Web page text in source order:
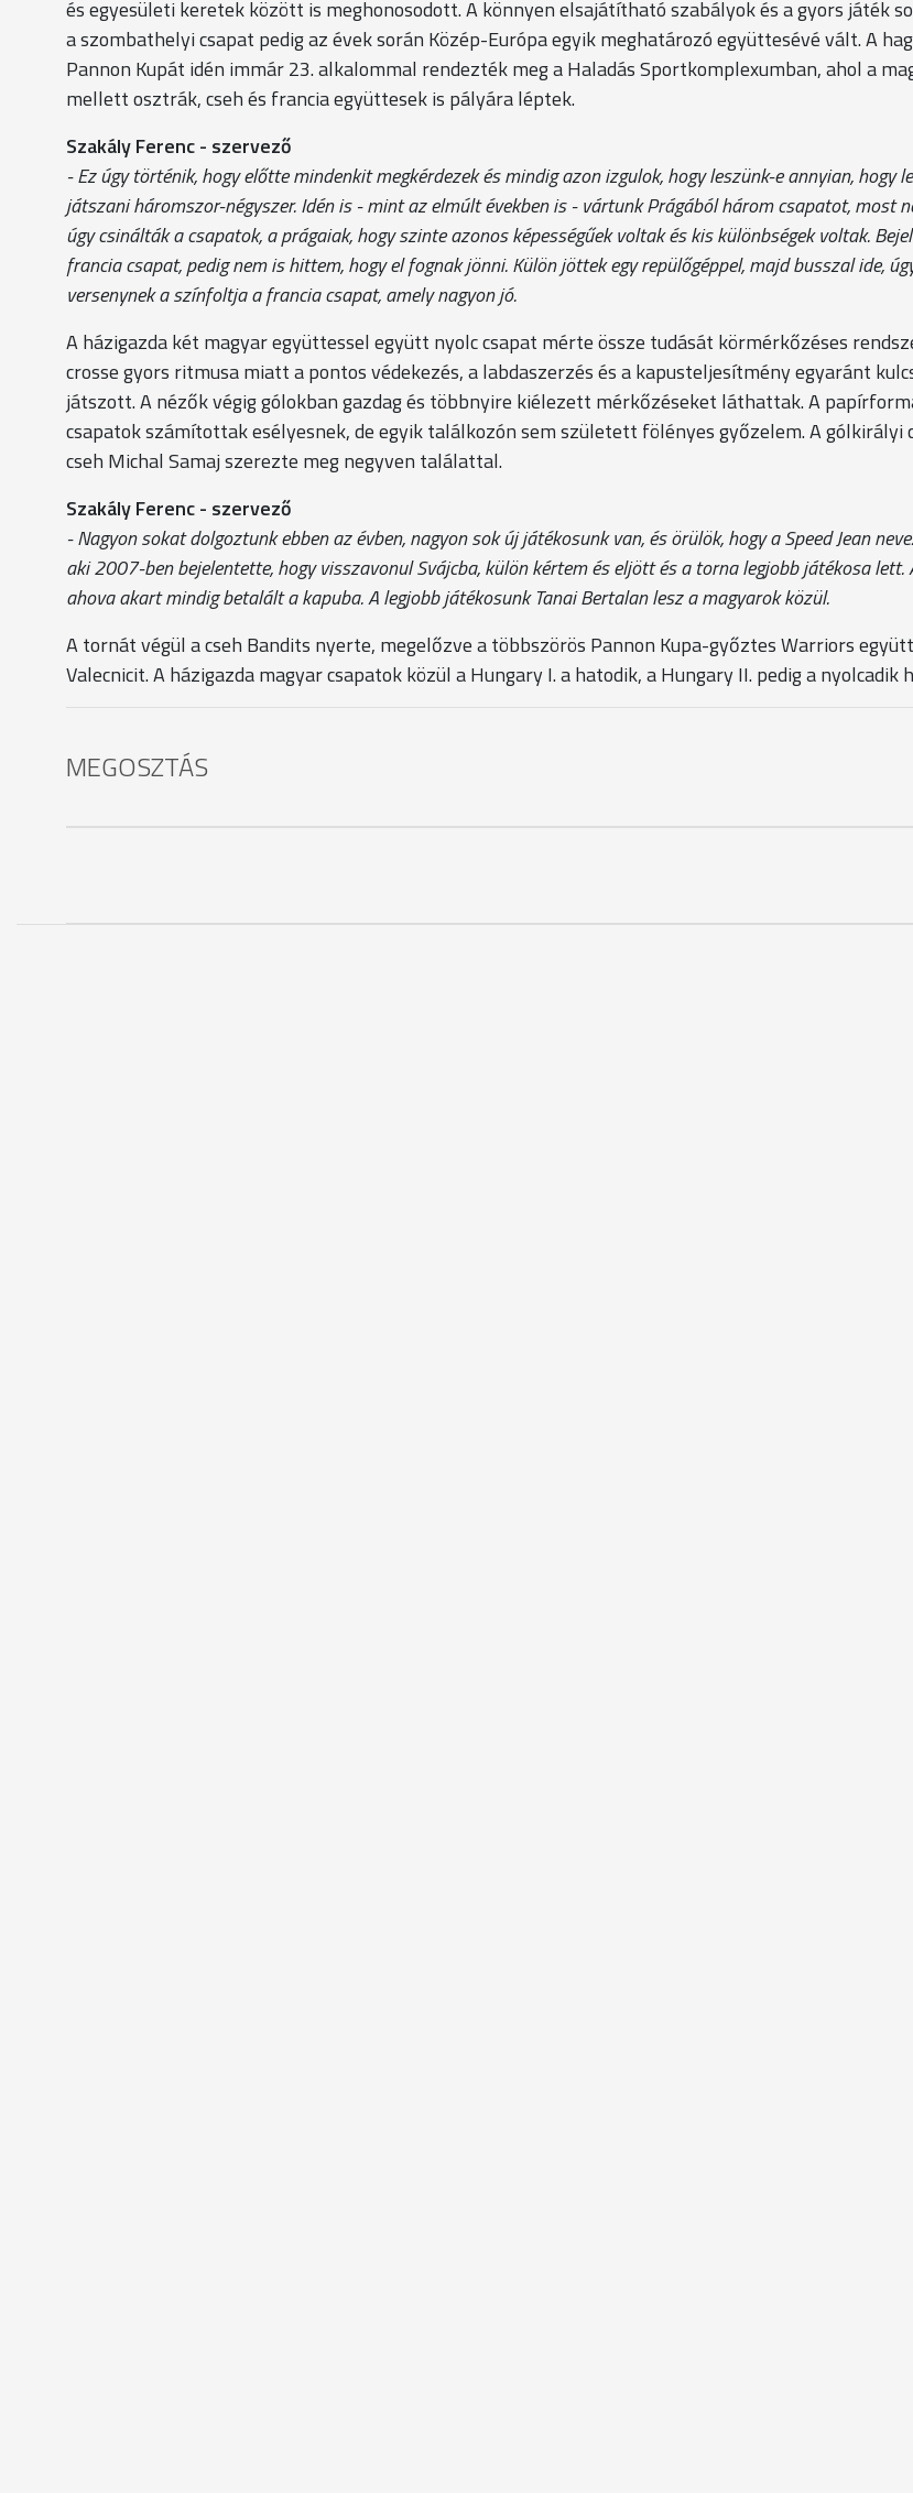
és egyesületi keretek között is meghonosodott. A könnyen elsajátítható szabályok és a gyors játék
a szombathelyi csapat pedig az évek során Közép-Európa egyik meghatározó együttesévé vált. A
Pannon Kupát idén immár 23. alkalommal rendezték meg a Haladás Sportkomplexumban, ahol a
mellett osztrák, cseh és francia együttesek is pályára léptek.
Szakály Ferenc - szervező
- Ez úgy történik, hogy előtte mindenkit megkérdezek és mindig azon izgulok, hogy leszünk-e annyian, hogy
játszani háromszor-négyszer. Idén is - mint az elmúlt években is - vártunk Prágából három csapatot, most
úgy csinálták a csapatok, a prágaiak, hogy szinte azonos képességűek voltak és kis különbségek voltak.
francia csapat, pedig nem is hittem, hogy el fognak jönni. Külön jöttek egy repülőgéppel, majd busszal ide,
versenynek a színfoltja a francia csapat, amely nagyon jó.
A házigazda két magyar együttessel együtt nyolc csapat mérte össze tudását körmérkőzéses
crosse gyors ritmusa miatt a pontos védekezés, a labdaszerzés és a kapusteljesítmény egyaránt
játszott. A nézők végig gólokban gazdag és többnyire kiélezett mérkőzéseket láthattak. A
csapatok számítottak esélyesnek, de egyik találkozón sem született fölényes győzelem. A gólkirályi
cseh Michal Samaj szerezte meg negyven találattal.
Szakály Ferenc - szervező
- Nagyon sokat dolgoztunk ebben az évben, nagyon sok új játékosunk van, és örülök, hogy a Speed Jean
aki 2007-ben bejelentette, hogy visszavonul Svájcba, külön kértem és eljött és a torna legjobb játékosa
ahova akart mindig betalált a kapuba. A legjobb játékosunk Tanai Bertalan lesz a magyarok közül.
A tornát végül a cseh Bandits nyerte, megelőzve a többszörös Pannon Kupa-győztes Warriors
Valecnicit. A házigazda magyar csapatok közül a Hungary I. a hatodik, a Hungary II. pedig a nyolcadik
MEGOSZTÁS